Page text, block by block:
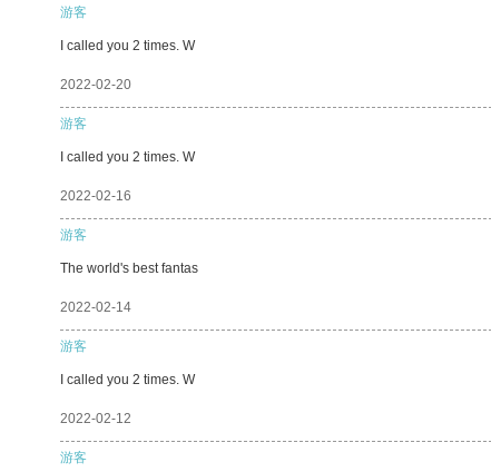
游客
I called you 2 times. W
2022-02-20
游客
I called you 2 times. W
2022-02-16
游客
The world's best fantas
2022-02-14
游客
I called you 2 times. W
2022-02-12
游客